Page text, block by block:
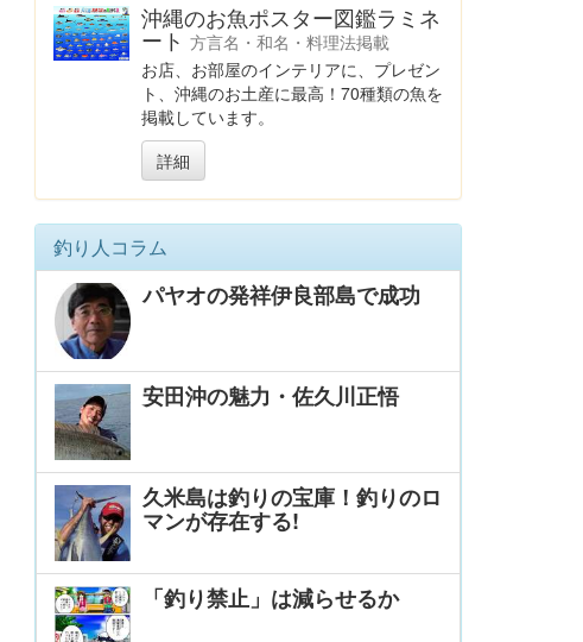
沖縄のお魚ポスター図鑑ラミネ
ート 方言名・和名・料理法掲載
お店、お部屋のインテリアに、プレゼン
ト、沖縄のお土産に最高！70種類の魚を
掲載しています。
詳細
釣り人コラム
パヤオの発祥伊良部島で成功
安田沖の魅力・佐久川正悟
久米島は釣りの宝庫！釣りのロ
マンが存在する!
「釣り禁止」は減らせるか